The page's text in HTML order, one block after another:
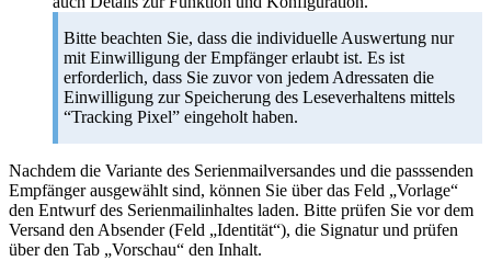
Bitte beachten Sie, dass die individuelle Auswertung nur
mit Einwilligung der Empfänger erlaubt ist. Es ist
erforderlich, dass Sie zuvor von jedem Adressaten die
Einwilligung zur Speicherung des Leseverhaltens mittels
“Tracking Pixel” eingeholt haben.
Nachdem die Variante des Serienmailversandes und die passsenden
Empfänger ausgewählt sind, können Sie über das Feld „Vorlage“
den Entwurf des Serienmailinhaltes laden. Bitte prüfen Sie vor dem
Versand den Absender (Feld „Identität“), die Signatur und prüfen
über den Tab „Vorschau“ den Inhalt.